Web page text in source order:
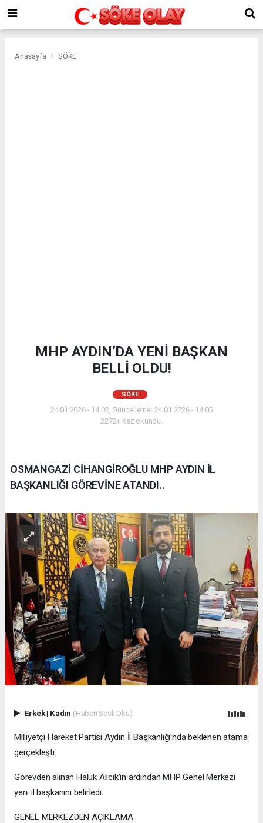
Anasayfa SÖKE
MHP AYDIN’DA YENİ BAŞKAN
BELLİ OLDU!
SÖKE
24.01.2026 - 14:02, Güncelleme: 24.01.2026 - 14:05
2272+ kez okundu.
OSMANGAZİ CİHANGİROĞLU MHP AYDIN İL
BAŞKANLIĞI GÖREVİNE ATANDI..
Erkek| Kadın (Haberi Sesli Oku)
Milliyetçi Hareket Partisi Aydın İl Başkanlığı’nda beklenen atama
gerçekleşti.
Görevden alınan Haluk Alıcık’ın ardından MHP Genel Merkezi
yeni il başkanını belirledi.
GENEL MERKEZDEN AÇIKLAMA